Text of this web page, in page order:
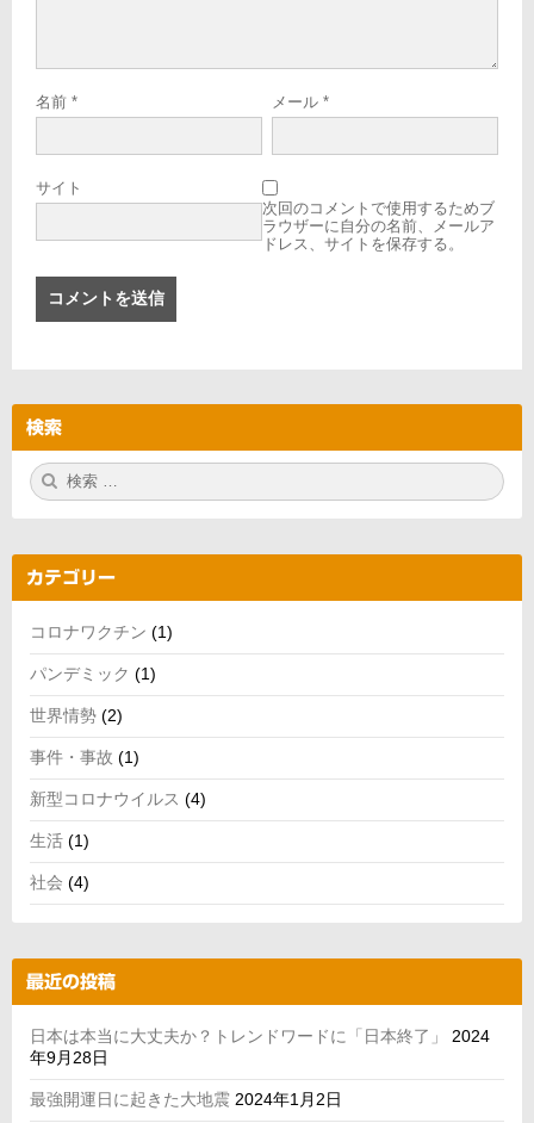
名前 * メール *
サイト
次回のコメントで使用するためブ
ラウザーに自分の名前、メールア
ドレス、サイトを保存する。
検索
検
索:
カテゴリー
コロナワクチン (1)
パンデミック (1)
世界情勢 (2)
事件・事故 (1)
新型コロナウイルス (4)
生活 (1)
社会 (4)
最近の投稿
日本は本当に大丈夫か？トレンドワードに「日本終了」
2024
年9月28日
最強開運日に起きた大地震 2024年1月2日